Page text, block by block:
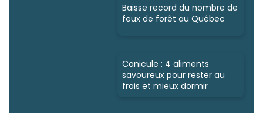
Baisse record du nombre de
feux de forêt au Québec
Canicule : 4 aliments
savoureux pour rester au
frais et mieux dormir